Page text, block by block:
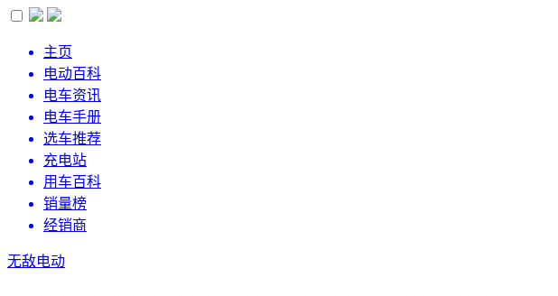
主页
电动百科
电车资讯
电车手册
选车推荐
充电站
用车百科
销量榜
经销商
无敌电动